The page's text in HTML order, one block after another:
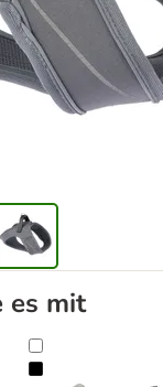
es mit
Trixie